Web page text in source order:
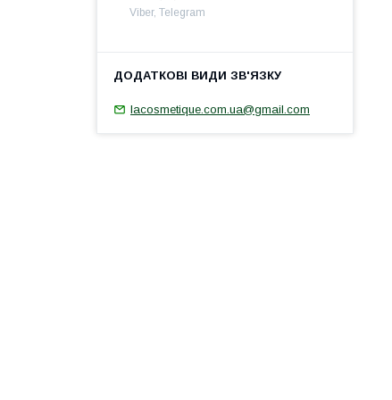
Viber, Telegram
lacosmetique.com.ua@gmail.com